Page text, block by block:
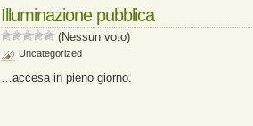
Illuminazione pubblica
(Nessun voto)
Uncategorized
…accesa in pieno giorno.